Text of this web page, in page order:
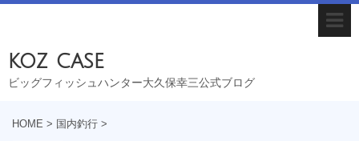
koz case
ビッグフィッシュハンター大久保幸三公式ブログ
HOME > 国内釣行 >